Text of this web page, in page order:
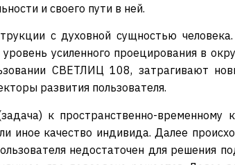
и своего пути в ней.
с духовной сущностью
усиленного проецирования в
СВЕТЛИЦ 108, затрагивают
развития пользователя.
к пространственно-временному
качество индивида. Далее
недостаточен для решения